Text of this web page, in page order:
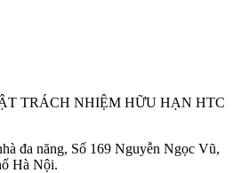
TRÁCH NHIỆM HỮU HẠN HTC
đa năng, Số 169 Nguyễn Ngọc Vũ,
Hà Nội.